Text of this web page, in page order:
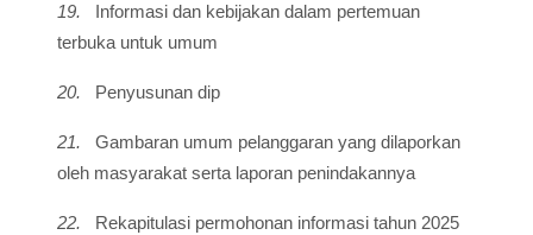
19.
Informasi dan kebijakan dalam pertemuan
terbuka untuk umum
20. Penyusunan dip
21.
Gambaran umum pelanggaran yang dilaporkan
oleh masyarakat serta laporan penindakannya
22. Rekapitulasi permohonan informasi tahun 2025